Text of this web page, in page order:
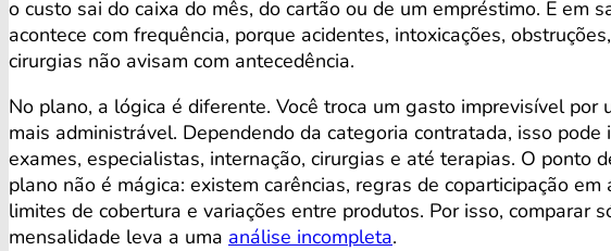
o custo sai do caixa do mês, do cartão ou de um empréstimo. E em
acontece com frequência, porque acidentes, intoxicações,
cirurgias não avisam com antecedência.
No plano, a lógica é diferente. Você troca um gasto imprevisível por
mais administrável. Dependendo da categoria contratada, isso pode
exames, especialistas, internação, cirurgias e até terapias. O ponto
plano não é mágica: existem carências, regras de coparticipação em
limites de cobertura e variações entre produtos. Por isso, comparar
mensalidade leva a uma análise incompleta.